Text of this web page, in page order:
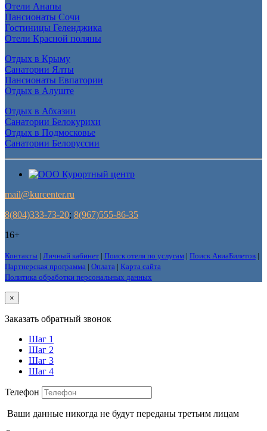
Отели Анапы
Пансионаты Сочи
Гостиницы Геленджика
Отели Красной поляны
Отдых в Крыму
Санатории Ялты
Пансионаты Евпатории
Отдых в Алуште
Отдых в Абхазии
Санатории Белокурихи
Отдых в Подмосковье
Санатории Белоруссии
mail@kurcenter.ru
8(804)333-73-20; 8(967)555-86-35
16+
Контакты | Личный кабинет | Поиск отеля по услугам | Поиск АвиаБилетов |
Партнерская программа | Оплата | Карта сайта
Политика обработки персональных данных
×
Заказать обратный звонок
Шаг 1
Шаг 2
Шаг 3
Шаг 4
Телефон
Ваши данные никогда не будут переданы третьим лицам